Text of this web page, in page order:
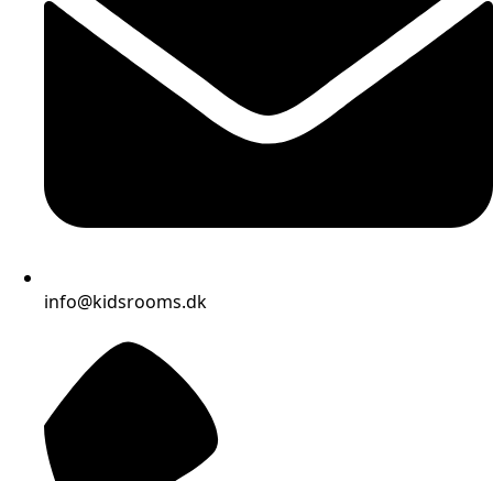
info@kidsrooms.dk